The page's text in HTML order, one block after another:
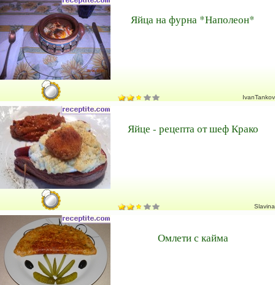
Яйца на фурна *Наполеон*
IvanTankov
Яйце - рецепта от шеф Крако
Slavina
Омлети с кайма